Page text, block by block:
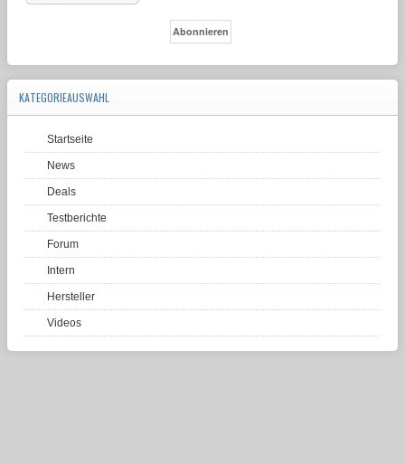
KATEGORIEAUSWAHL
Startseite
News
Deals
Testberichte
Forum
Intern
Hersteller
Videos